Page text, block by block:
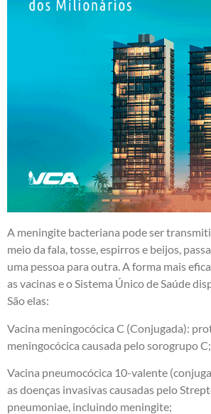
A meningite bacteriana pode ser
meio da fala, tosse, espirros e beijos,
uma pessoa para outra. A forma mais
as vacinas e o Sistema Único de Saúde
São elas:
Vacina meningocócica C (Conjugada):
meningocócica causada pelo sorogrupo C;
Vacina pneumocócica 10-valente
as doenças invasivas causadas pelo
pneumoniae, incluindo meningite;